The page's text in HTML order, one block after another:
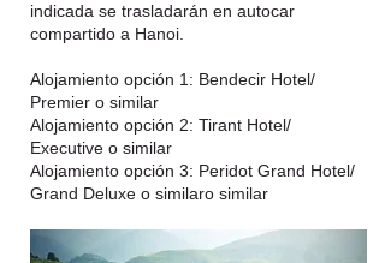
indicada se trasladarán en autocar
compartido a Hanoi.
Alojamiento opción 1: Bendecir Hotel/
Premier o similar
Alojamiento opción 2: Tirant Hotel/
Executive o similar
Alojamiento opción 3: Peridot Grand Hotel/
Grand Deluxe o similaro similar